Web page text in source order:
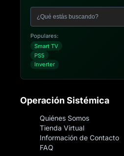
Populares:
Smart TV
PS5
Inverter
Operación Sistémica
Quiénes Somos
Tienda Virtual
Información de Contacto
FAQ